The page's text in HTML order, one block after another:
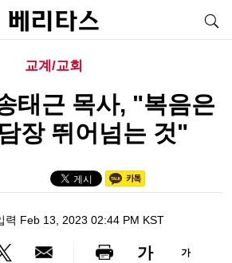
교계/교회
태근 목사, "복음은
장 뛰어넘는 것"
력 Feb 13, 2023 02:44 PM KST
가 가